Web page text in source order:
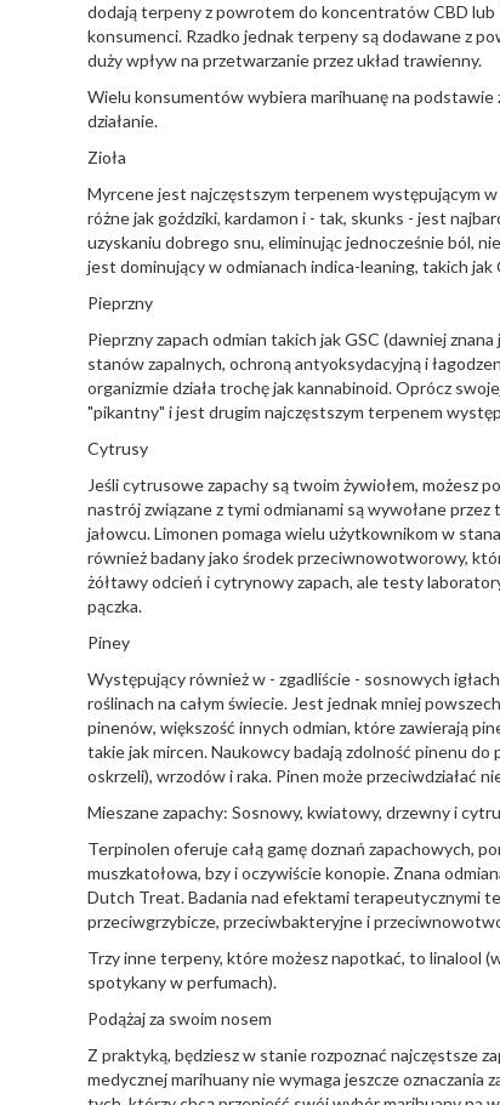
dodają terpeny z powrotem do koncentratów CBD
konsumenci. Rzadko jednak terpeny są dodawane z
duży wpływ na przetwarzanie przez układ trawienny.
Wielu konsumentów wybiera marihuanę na podstawie
działanie.
Zioła
Myrcene jest najczęstszym terpenem występującym
różne jak goździki, kardamon i - tak, skunks - jest
uzyskaniu dobrego snu, eliminując jednocześnie ból,
jest dominujący w odmianach indica-leaning, takich
Pieprzny
Pieprzny zapach odmian takich jak GSC (dawniej
stanów zapalnych, ochroną antyoksydacyjną i
organizmie działa trochę jak kannabinoid. Oprócz
"pikantny" i jest drugim najczęstszym terpenem
Cytrusy
Jeśli cytrusowe zapachy są twoim żywiołem, możesz
nastrój związane z tymi odmianami są wywołane
jałowcu. Limonen pomaga wielu użytkownikom w
również badany jako środek przeciwnowotworowy,
żółtawy odcień i cytrynowy zapach, ale testy
pączka.
Piney
Występujący również w - zgadliście - sosnowych
roślinach na całym świecie. Jest jednak mniej
pinenów, większość innych odmian, które zawierają
takie jak mircen. Naukowcy badają zdolność pinenu
oskrzeli), wrzodów i raka. Pinen może przeciwdziałać
Mieszane zapachy: Sosnowy, kwiatowy, drzewny i
Terpinolen oferuje całą gamę doznań zapachowych,
muszkatołowa, bzy i oczywiście konopie. Znana
Dutch Treat. Badania nad efektami terapeutycznymi
przeciwgrzybicze, przeciwbakteryjne i
Trzy inne terpeny, które możesz napotkać, to linalool
spotykany w perfumach).
Podążaj za swoim nosem
Z praktyką, będziesz w stanie rozpoznać najczęstsze
medycznej marihuany nie wymaga jeszcze